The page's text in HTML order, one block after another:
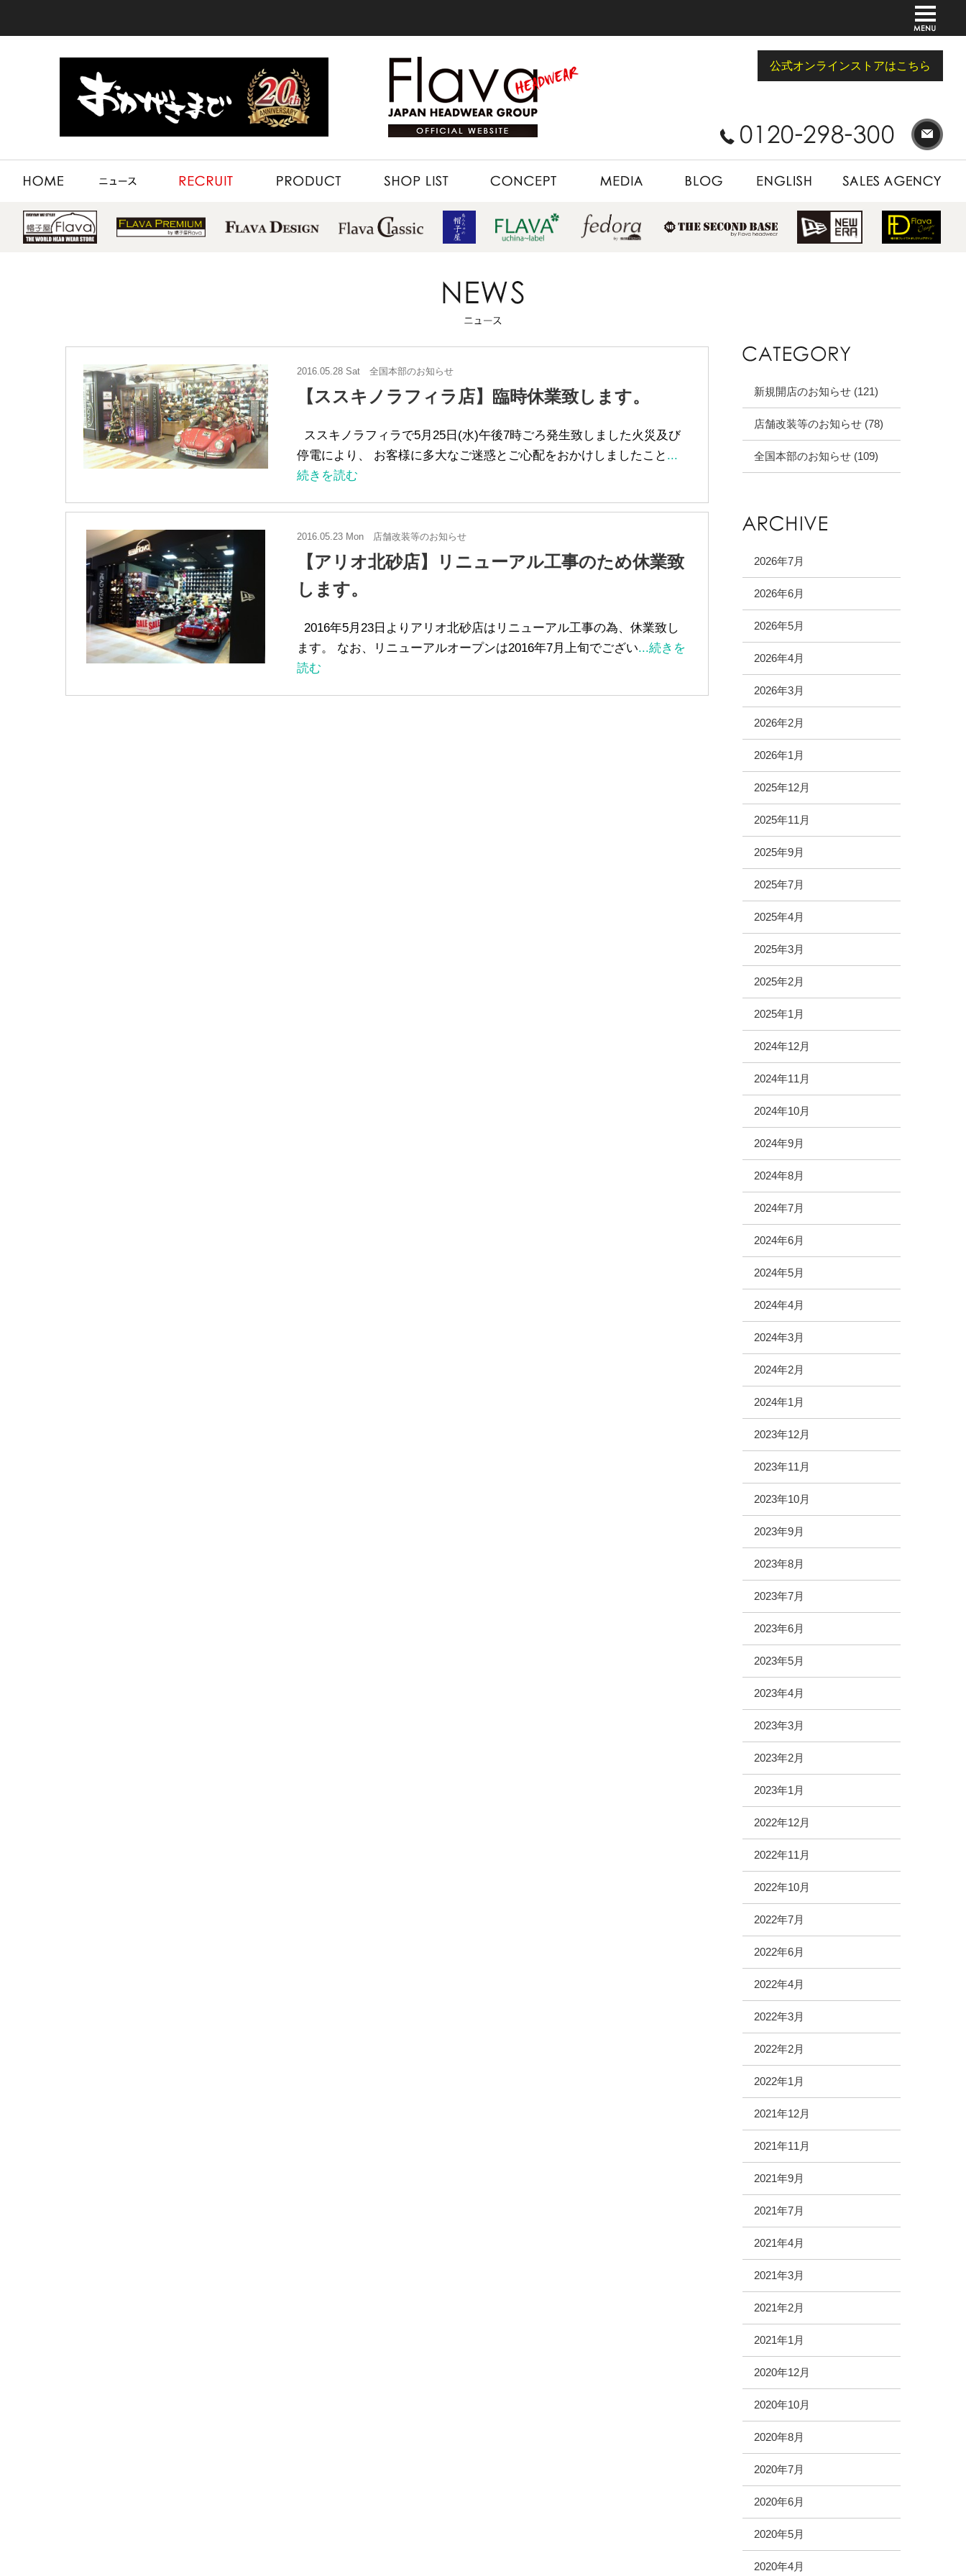
公式オンラインストアはこちら
2016.05.28 Sat 全国本部のお知らせ
【ススキノラフィラ店】臨時休業致します。
ススキノラフィラで5月25日(水)午後7時ごろ発生致しました火災及び
停電により、 お客様に多大なご迷惑とご心配をおかけしましたこと ...
続きを読む
2016.05.23 Mon 店舗改装等のお知らせ
【アリオ北砂店】リニューアル工事のため休業致
します。
2016年5月23日よりアリオ北砂店はリニューアル工事の為、休業致し
ます。 なお、リニューアルオープンは2016年7月上旬でござい...続きを
読む
新規開店のお知らせ (121)
店舗改装等のお知らせ (78)
全国本部のお知らせ (109)
2026年7月
2026年6月
2026年5月
2026年4月
2026年3月
2026年2月
2026年1月
2025年12月
2025年11月
2025年9月
2025年7月
2025年4月
2025年3月
2025年2月
2025年1月
2024年12月
2024年11月
2024年10月
2024年9月
2024年8月
2024年7月
2024年6月
2024年5月
2024年4月
2024年3月
2024年2月
2024年1月
2023年12月
2023年11月
2023年10月
2023年9月
2023年8月
2023年7月
2023年6月
2023年5月
2023年4月
2023年3月
2023年2月
2023年1月
2022年12月
2022年11月
2022年10月
2022年7月
2022年6月
2022年4月
2022年3月
2022年2月
2022年1月
2021年12月
2021年11月
2021年9月
2021年7月
2021年4月
2021年3月
2021年2月
2021年1月
2020年12月
2020年10月
2020年8月
2020年7月
2020年6月
2020年5月
2020年4月